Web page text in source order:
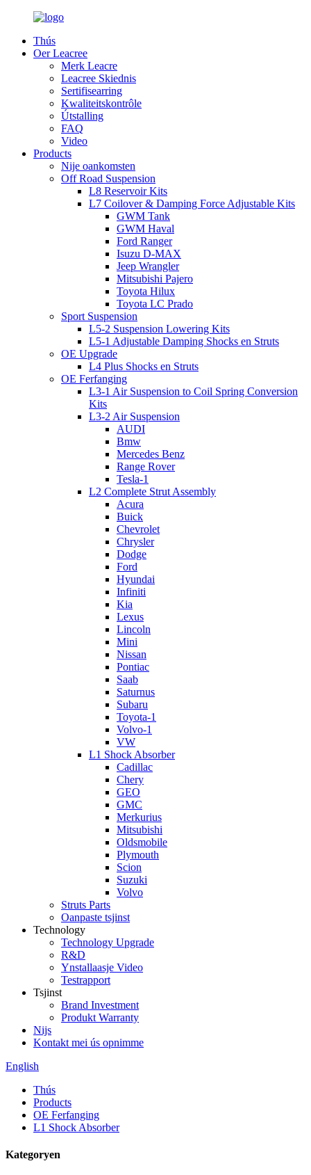
Thús
Oer Leacree
Merk Leacre
Leacree Skiednis
Sertifisearring
Kwaliteitskontrôle
Útstalling
FAQ
Video
Products
Nije oankomsten
Off Road Suspension
L8 Reservoir Kits
L7 Coilover & Damping Force Adjustable Kits
GWM Tank
GWM Haval
Ford Ranger
Isuzu D-MAX
Jeep Wrangler
Mitsubishi Pajero
Toyota Hilux
Toyota LC Prado
Sport Suspension
L5-2 Suspension Lowering Kits
L5-1 Adjustable Damping Shocks en Struts
OE Upgrade
L4 Plus Shocks en Struts
OE Ferfanging
L3-1 Air Suspension to Coil Spring Conversion
Kits
L3-2 Air Suspension
AUDI
Bmw
Mercedes Benz
Range Rover
Tesla-1
L2 Complete Strut Assembly
Acura
Buick
Chevrolet
Chrysler
Dodge
Ford
Hyundai
Infiniti
Kia
Lexus
Lincoln
Mini
Nissan
Pontiac
Saab
Saturnus
Subaru
Toyota-1
Volvo-1
VW
L1 Shock Absorber
Cadillac
Chery
GEO
GMC
Merkurius
Mitsubishi
Oldsmobile
Plymouth
Scion
Suzuki
Volvo
Struts Parts
Oanpaste tsjinst
Technology
Technology Upgrade
R&D
Ynstallaasje Video
Testrapport
Tsjinst
Brand Investment
Produkt Warranty
Nijs
Kontakt mei ús opnimme
English
Thús
Products
OE Ferfanging
L1 Shock Absorber
Kategoryen